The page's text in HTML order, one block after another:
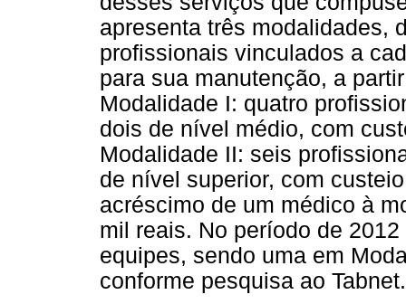
apresenta três modalidades,
profissionais vinculados a
para sua manutenção, a
Modalidade I: quatro
dois de nível médio, com
Modalidade II: seis
de nível superior, com
acréscimo de um médico à
mil reais. No período de
equipes, sendo uma em
conforme pesquisa ao Tabnet.